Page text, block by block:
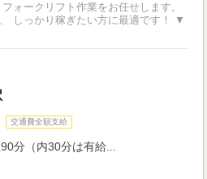
ォークリフト作業をお任せします。
しっかり稼ぎたい方に最適です！ ▼
交通費全額支給
分（内30分は有給...